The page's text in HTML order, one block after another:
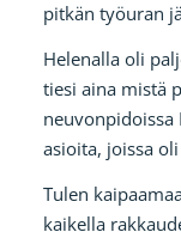
pitkän työuran
Helenalla oli
tiesi aina mistä
neuvonpidoissa
asioita, joissa
Tulen
kaikella